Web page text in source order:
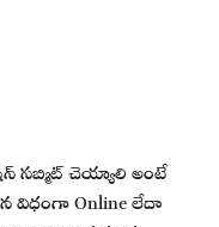
సబ్మిట్ చెయ్యాలి అంటే
విధంగా Online లేదా